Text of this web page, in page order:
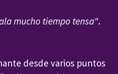
mucho tiempo tensa".
desde varios puntos